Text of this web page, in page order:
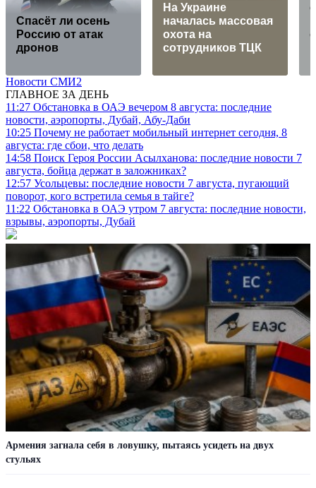
Спасёт ли осень
Россию от атак
дронов
На Украине
началась массовая
охота на
сотрудников ТЦК
Новости СМИ2
ГЛАВНОЕ ЗА ДЕНЬ
11:27 Обстановка в ОАЭ вечером 8 августа: последние
новости, аэропорты, Дубай, Абу-Даби
10:25 Почему не работает мобильный интернет сегодня, 8
августа: где сбои, что делать
14:58 Поиск Героя России Асылханова: последние новости 7
августа, бойца держат в заложниках?
12:57 Усольцевы: последние новости 7 августа, пугающий
поворот, кого встретила семья в тайге?
11:22 Обстановка в ОАЭ утром 7 августа: последние новости,
взрывы, аэропорты, Дубай
Армения загнала себя в ловушку, пытаясь усидеть на двух
стульях